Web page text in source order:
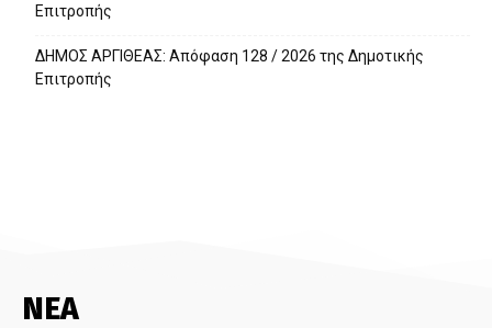
Επιτροπής
ΔΗΜΟΣ ΑΡΓΙΘΕΑΣ: Απόφαση 128 / 2026 της Δημοτικής
Επιτροπής
ΝΕΑ